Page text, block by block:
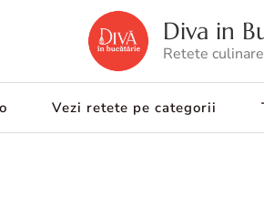
Diva in
Retete culinare
Vezi retete pe categorii